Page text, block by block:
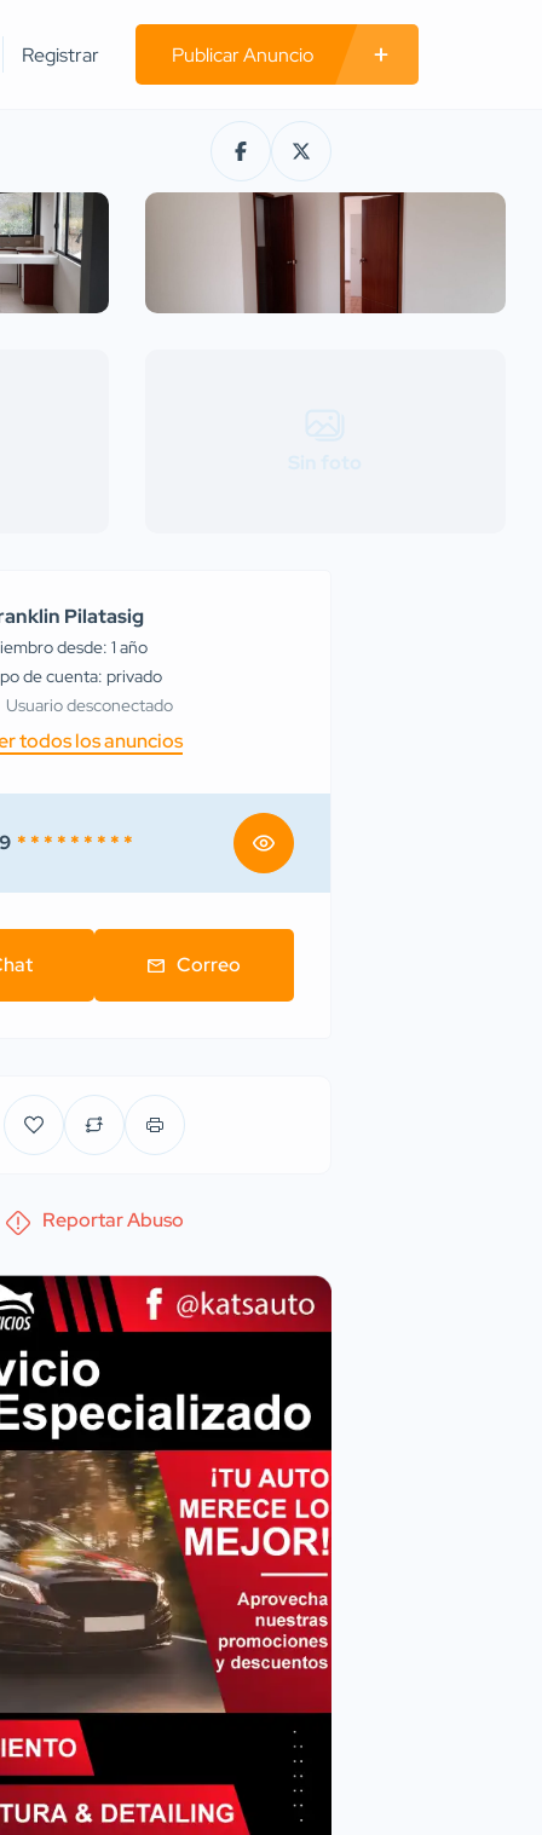
Registrar Publicar Anuncio
Pilatasig
desde: 1 año
de cuenta: privado
Usuario desconectado
todos los anuncios
* * * * * * * * *
Correo
Reportar Abuso